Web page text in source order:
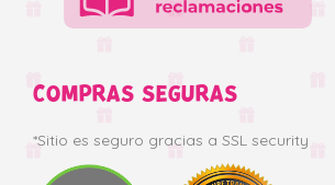
COMPRAS SEGURAS
*Sitio es seguro gracias a SSL security